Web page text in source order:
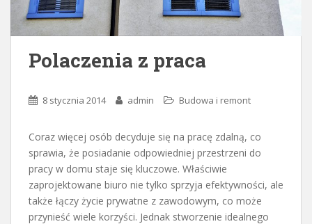
Polaczenia z praca
8 stycznia 2014 admin Budowa i remont
Coraz więcej osób decyduje się na pracę zdalną, co
sprawia, że posiadanie odpowiedniej przestrzeni do
pracy w domu staje się kluczowe. Właściwie
zaprojektowane biuro nie tylko sprzyja efektywności, ale
także łączy życie prywatne z zawodowym, co może
przynieść wiele korzyści. Jednak stworzenie idealnego